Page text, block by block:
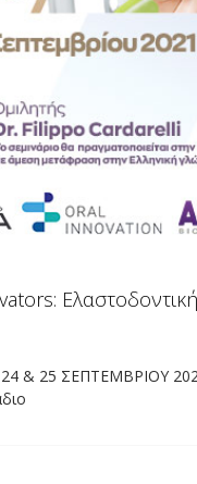
24 & 25 ΣΕΠΤΕΜΒΡΙΟΥ